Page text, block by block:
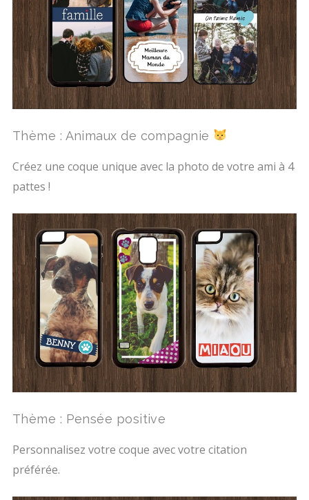
Thème : Animaux de compagnie
Créez une coque unique avec la photo de votre ami à 4
pattes !
Thème : Pensée positive
Personnalisez votre coque avec votre citation
préférée.